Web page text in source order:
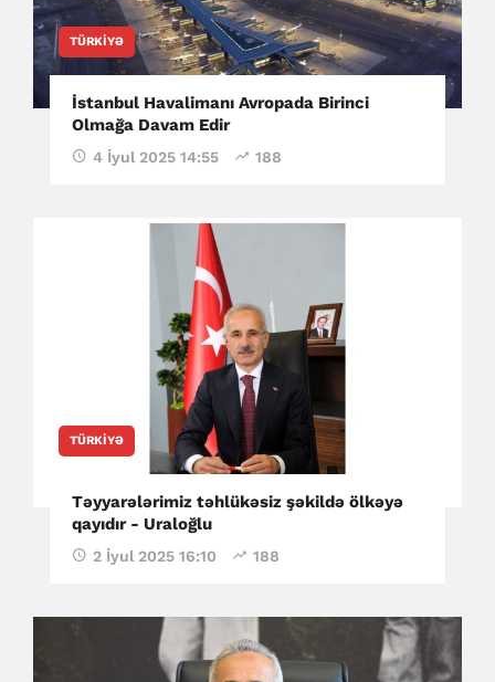
TÜRKIYƏ
İstanbul Havalimanı Avropada Birinci
Olmağa Davam Edir
4 İyul 2025 14:55 188
TÜRKIYƏ
Təyyarələrimiz təhlükəsiz şəkildə ölkəyə
qayıdır - Uraloğlu
2 İyul 2025 16:10 188